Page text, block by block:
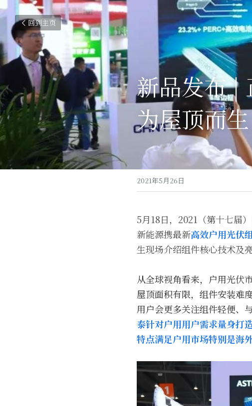
回到主页
新品发布 |
为屋顶而生
2021年5月26日
5月18日，2021（第十七届
新能源携最新高效户用光伏
生现场介绍组件核心技术及亮
从全球视角看来，户用光伏
屋顶面积有限，组件安装难
用户会更多关注组件轻便、
泰针对户用用户需求量身
特点满足户用市场特别是海